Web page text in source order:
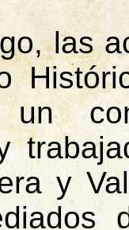
las
y